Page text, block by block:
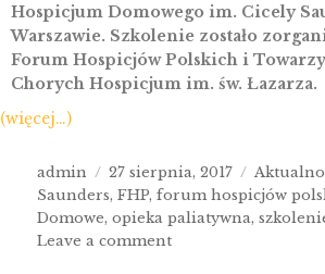
Hospicjum Domowego im. Cicely
Warszawie. Szkolenie zostało
Forum Hospicjów Polskich i
Chorych Hospicjum im. św. Łazarza.
(więcej…)
admin 27 sierpnia, 2017
Saunders,FHP,forum hospicjów
Domowe,opieka paliatywna,
Leave a comment